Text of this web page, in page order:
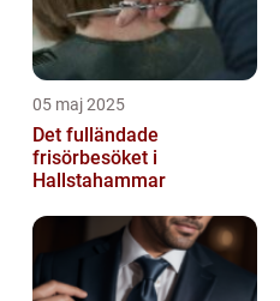
05 maj 2025
Det fulländade
frisörbesöket i
Hallstahammar